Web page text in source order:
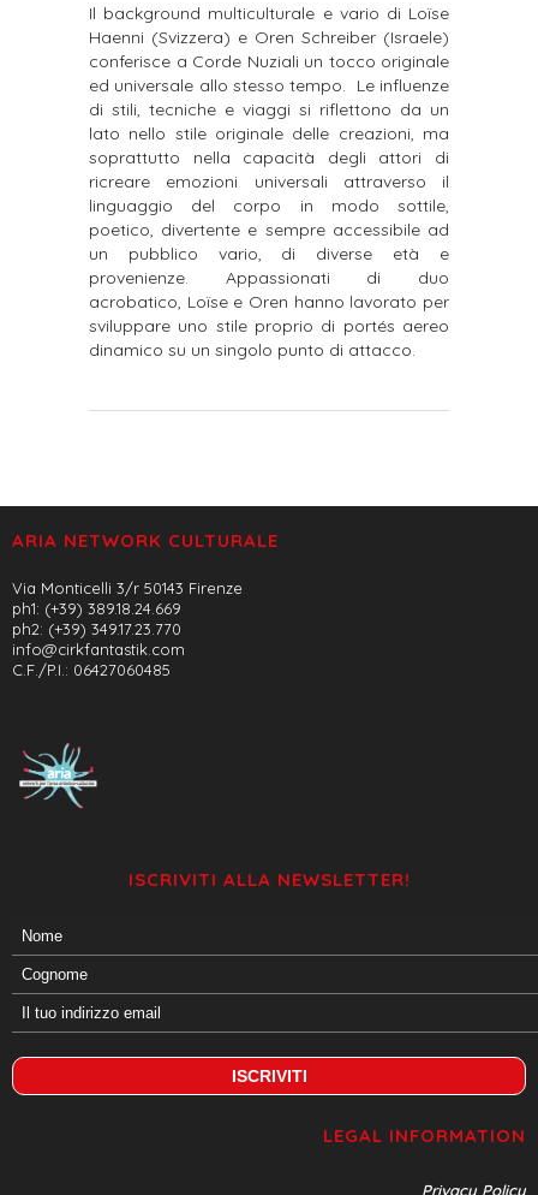
Il background multiculturale e vario di Loïse
Haenni (Svizzera) e Oren Schreiber (Israele)
conferisce a Corde Nuziali un tocco originale
ed universale allo stesso tempo. Le influenze
di stili, tecniche e viaggi si riflettono da un
lato nello stile originale delle creazioni, ma
soprattutto nella capacità degli attori di
ricreare emozioni universali attraverso il
linguaggio del corpo in modo sottile,
poetico, divertente e sempre accessibile ad
un pubblico vario, di diverse età e
provenienze. Appassionati di duo
acrobatico, Loïse e Oren hanno lavorato per
sviluppare uno stile proprio di portés aereo
dinamico su un singolo punto di attacco.
ARIA NETWORK CULTURALE
Via Monticelli 3/r 50143 Firenze
ph1: (+39) 389.18.24.669
ph2: (+39) 349.17.23.770
info@cirkfantastik.com
C.F./P.I.: 06427060485
ISCRIVITI ALLA NEWSLETTER!
LEGAL INFORMATION
Privacy Policy